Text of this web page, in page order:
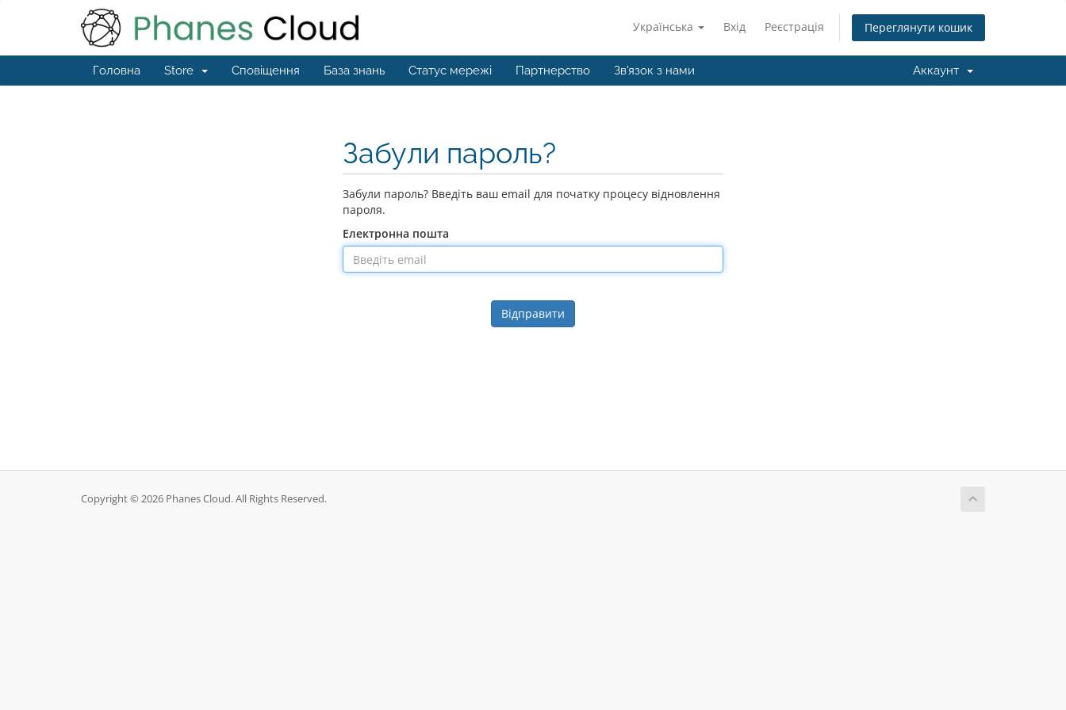
Українська Вхід Реєстрація Переглянути кошик
Головна Store Сповіщення База знань Статус мережі Партнерство Зв'язок з нами Аккаунт
Забули пароль?
Забули пароль? Введіть ваш email для початку процесу відновлення
пароля.
Електронна пошта
Відправити
Copyright © 2026 Phanes Cloud. All Rights Reserved.